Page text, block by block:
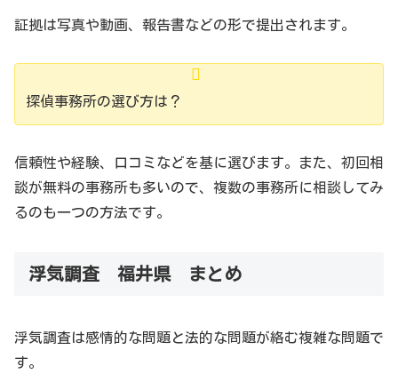
証拠は写真や動画、報告書などの形で提出されます。
探偵事務所の選び方は？
信頼性や経験、口コミなどを基に選びます。また、初回相
談が無料の事務所も多いので、複数の事務所に相談してみ
るのも一つの方法です。
浮気調査 福井県 まとめ
浮気調査は感情的な問題と法的な問題が絡む複雑な問題で
す。